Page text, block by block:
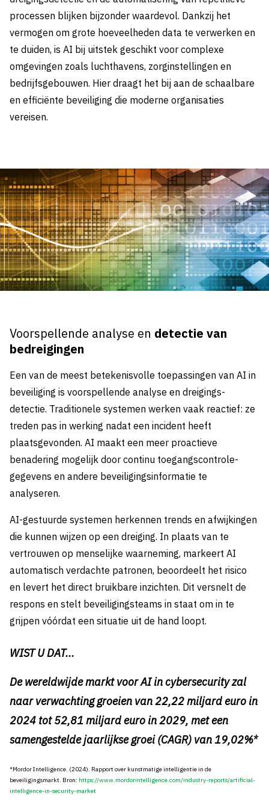
processen blijken bijzonder waardevol. Dankzij het
vermogen om grote hoeveelheden data te verwerken en
te duiden, is AI bij uitstek geschikt voor complexe
omgevingen zoals luchthavens, zorginstellingen en
bedrijfsgebouwen. Hier draagt het bij aan de schaalbare
en efficiënte beveiliging die moderne organisaties
vereisen.
Voorspellende analyse en detectie van
bedreigingen
Een van de meest betekenisvolle toepassingen van AI in
beveiliging is voorspellende analyse en dreigings-
detectie. Traditionele systemen werken vaak reactief: ze
treden pas in werking nadat een incident heeft
plaatsgevonden. AI maakt een meer proactieve
benadering mogelijk door continu toegangscontrole-
gegevens en andere beveiligingsinformatie te
analyseren.
AI-gestuurde systemen herkennen trends en afwijkingen
die kunnen wijzen op een dreiging. In plaats van te
vertrouwen op menselijke waarneming, markeert AI
automatisch verdachte patronen, beoordeelt het risico
en levert het direct bruikbare inzichten. Dit versnelt de
respons en stelt beveiligingsteams in staat om in te
grijpen vóórdat een situatie uit de hand loopt.
WIST U DAT...
De wereldwijde markt voor AI in cybersecurity zal
naar verwachting groeien van 22,22 miljard euro in
2024 tot 52,81 miljard euro in 2029, met een
samengestelde jaarlijkse groei (CAGR) van 19,02%*
*Mordor Intelligence. (2024). Rapport over kunstmatige intelligentie in de
beveiligingsmarkt. Bron: https://www.mordorintelligence.com/industry-reports/artificial-
intelligence-in-security-market